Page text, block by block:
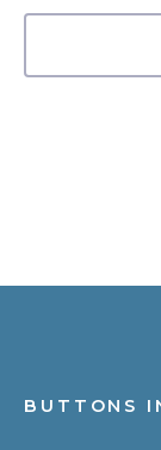
BUTTONS